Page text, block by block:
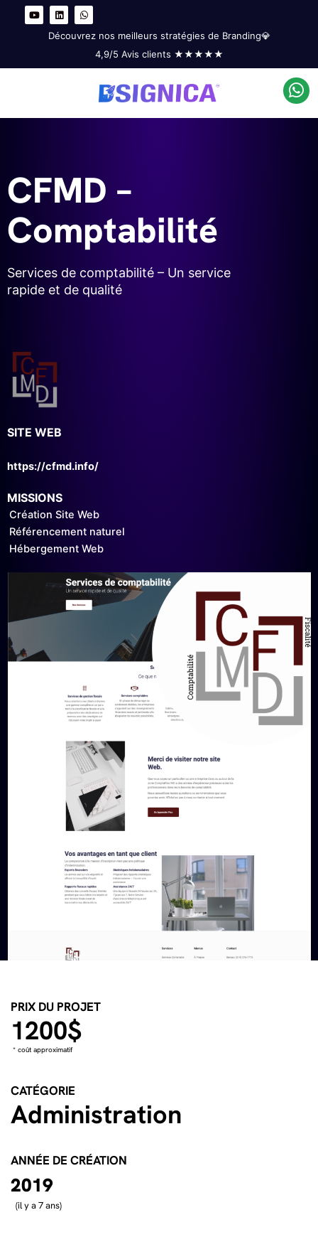
Y
o
u
L
i
n
k
n
W
h
a
t
p
Découvrez nos meilleurs stratégies de Branding💎
4,9/5 Avis clients ★★★★★
CFMD –
Comptabilité
Services de comptabilité – Un service
rapide et de qualité
SITE WEB
https://cfmd.info/
MISSIONS
Création Site Web
Référencement naturel
Hébergement Web
PRIX DU PROJET
1200$
* coût approximatif
CATÉGORIE
Administration
ANNÉE DE CRÉATION
2019
(il y a 7 ans)